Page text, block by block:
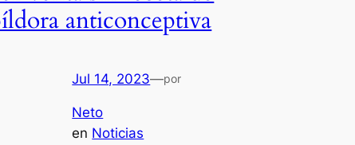
anticonceptiva
Jul 14, 2023—por
Neto
en Noticias